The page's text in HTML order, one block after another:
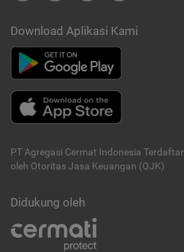
Download Aplikasi Kami
PT Agregasi Cermat Indonesia
oleh Otoritas Jasa Keuangan (OJK)
Didukung oleh